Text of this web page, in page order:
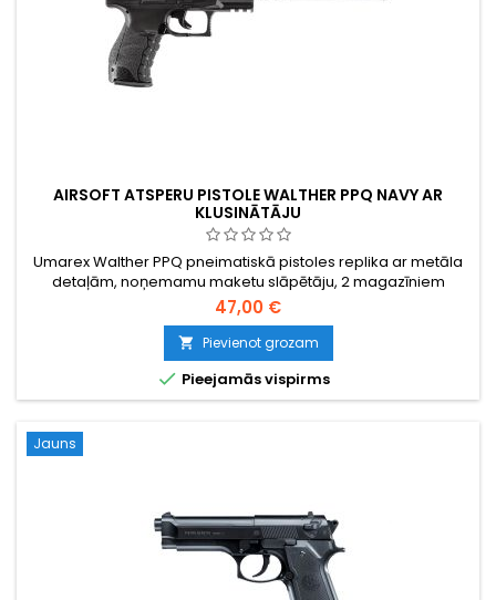
AIRSOFT ATSPERU PISTOLE WALTHER PPQ NAVY AR
KLUSINĀTĀJU
Umarex Walther PPQ pneimatiskā pistoles replika ar metāla
detaļām, noņemamu maketu slāpētāju, 2 magazīniem
47,00 €
 Pievienot grozam
 Pieejamās vispirms
Jauns